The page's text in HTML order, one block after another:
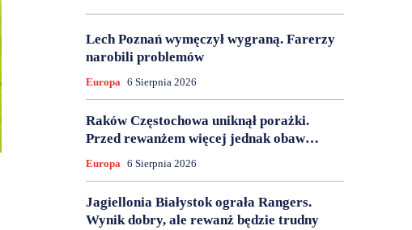
Lech Poznań wymęczył wygraną. Farerzy
narobili problemów
Europa 6 Sierpnia 2026
Raków Częstochowa uniknął porażki.
Przed rewanżem więcej jednak obaw…
Europa 6 Sierpnia 2026
Jagiellonia Białystok ograła Rangers.
Wynik dobry, ale rewanż będzie trudny